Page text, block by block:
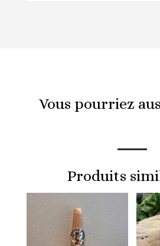
Vous pourriez
Produits